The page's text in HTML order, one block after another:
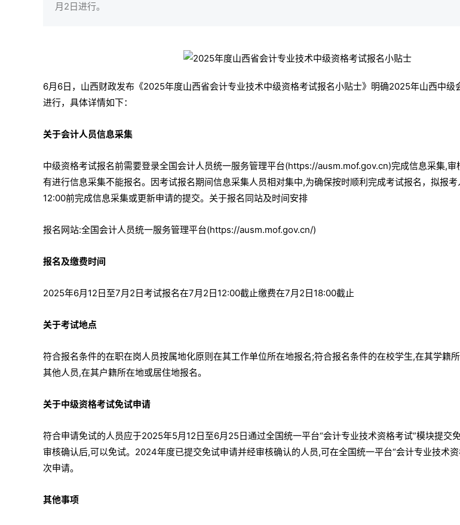
月2日进行。
6月6日，山西财政发布《2025年度山西省会计专业技术中级资格考试报名小贴士》明确2025年山西中级
进行，具体详情如下：
关于会计人员信息采集
中级资格考试报名前需要登录全国会计人员统一服务管理平台(https://ausm.mof.gov.cn)完成信息采集,审
有进行信息采集不能报名。因考试报名期间信息采集人员相对集中,为确保按时顺利完成考试报名，拟报
12:00前完成信息采集或更新申请的提交。关于报名同站及时间安排
报名网站:全国会计人员统一服务管理平台(https://ausm.mof.gov.cn/)
报名及缴费时间
2025年6月12日至7月2日考试报名在7月2日12:00截止缴费在7月2日18:00截止
关于考试地点
符合报名条件的在职在岗人员按属地化原则在其工作单位所在地报名;符合报名条件的在校学生,在其学籍
其他人员,在其户籍所在地或居住地报名。
关于中级资格考试免试申请
符合申请免试的人员应于2025年5月12日至6月25日通过全国统一平台“会计专业技术资格考试”模块提交
审核确认后,可以免试。2024年度已提交免试申请并经审核确认的人员,可在全国统一平台“会计专业技术
次申请。
其他事项